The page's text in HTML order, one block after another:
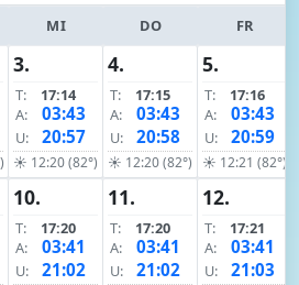
MI DO FR
3.
T:
17:14
A:
03:43
U: 20:57
☀ 12:20 (82°)
4.
T:
17:15
A:
03:43
U: 20:58
☀ 12:20 (82°)
5.
T:
17:16
A:
03:43
U: 20:59
☀ 12:21 (82°)
10.
T:
17:20
A:
03:41
U: 21:02
11.
T:
17:20
A:
03:41
U: 21:02
12.
T:
17:21
A:
03:41
U: 21:03